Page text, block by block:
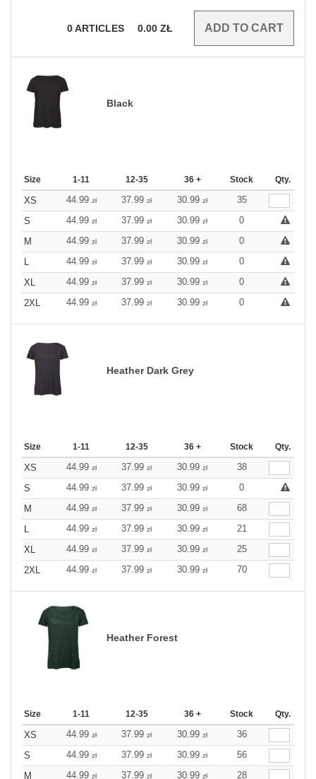
0ARTICLES 0.00 ZŁ
Black
Size 1-11 12-35 36 + Stock Qty.
XS 44.99 zł 37.99 zł 30.99 zł
35
S
44.99 zł 37.99 zł 30.99 zł
0
M
44.99 zł 37.99 zł 30.99 zł
0
L
44.99 zł 37.99 zł 30.99 zł
0
XL
44.99 zł 37.99 zł 30.99 zł
0
2XL
44.99 zł 37.99 zł 30.99 zł 0
Heather Dark Grey
Size 1-11 12-35 36 + Stock Qty.
XS 44.99 zł 37.99 zł 30.99 zł
38
S
44.99 zł 37.99 zł 30.99 zł
0
M
44.99 zł 37.99 zł 30.99 zł
68
L
44.99 zł 37.99 zł 30.99 zł
21
XL
44.99 zł 37.99 zł 30.99 zł
25
2XL
44.99 zł 37.99 zł 30.99 zł 70
Heather Forest
Size 1-11 12-35 36 + Stock Qty.
XS 44.99 zł 37.99 zł 30.99 zł
36
S
44.99 zł 37.99 zł 30.99 zł
56
M
44.99 zł 37.99 zł 30.99 zł 28